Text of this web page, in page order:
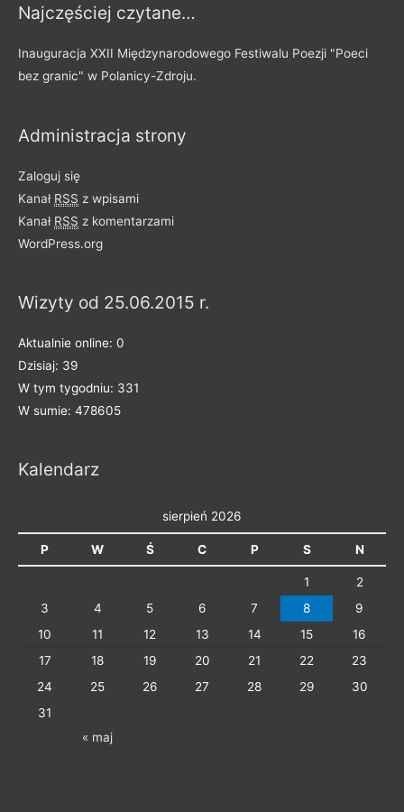
p
e
k
e
g
i
Najczęściej czytane…
Inauguracja XXII Międzynarodowego Festiwalu Poezji "Poeci
bez granic" w Polanicy-Zdroju.
Administracja strony
Zaloguj się
Kanał RSS z wpisami
Kanał RSS z komentarzami
WordPress.org
Wizyty od 25.06.2015 r.
Aktualnie online: 0
Dzisiaj: 39
W tym tygodniu: 331
W sumie: 478605
Kalendarz
sierpień 2026
P W Ś C P S N
« maj
1
2
3
4 5 6 7 8
9
10
11 12 13 14 15
16
17
18 19 20 21 22
23
24
25 26 27 28 29
30
31